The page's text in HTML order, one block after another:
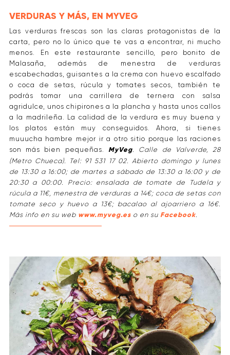
VERDURAS Y MÁS, EN MYVEG
Las verduras frescas son las claras protagonistas de la
carta, pero no lo único que te vas a encontrar, ni mucho
menos. En este restaurante sencillo, pero bonito de
Malasaña, además de menestra de verduras
escabechadas, guisantes a la crema con huevo escalfado
o coca de setas, rúcula y tomates secos, también te
podrás tomar una carrillera de ternera con salsa
agridulce, unos chipirones a la plancha y hasta unos callos
a la madrileña. La calidad de la verdura es muy buena y
los platos están muy conseguidos. Ahora, si tienes
muuucha hambre mejor ir a otro sitio porque las raciones
son más bien pequeñas. MyVeg . Calle de Valverde, 28
(Metro Chueca). Tel: 91 531 17 02. Abierto domingo y lunes
de 13:30 a 16:00; de martes a sábado de 13:30 a 16:00 y de
20:30 a 00:00. Precio: ensalada de tomate de Tudela y
rúcula a 11€, menestra de verduras a 14€; coca de setas con
tomate seco y huevo a 13€; bacalao al ajoarriero a 16€.
Más info en su web www.myveg.eso en su Facebook.